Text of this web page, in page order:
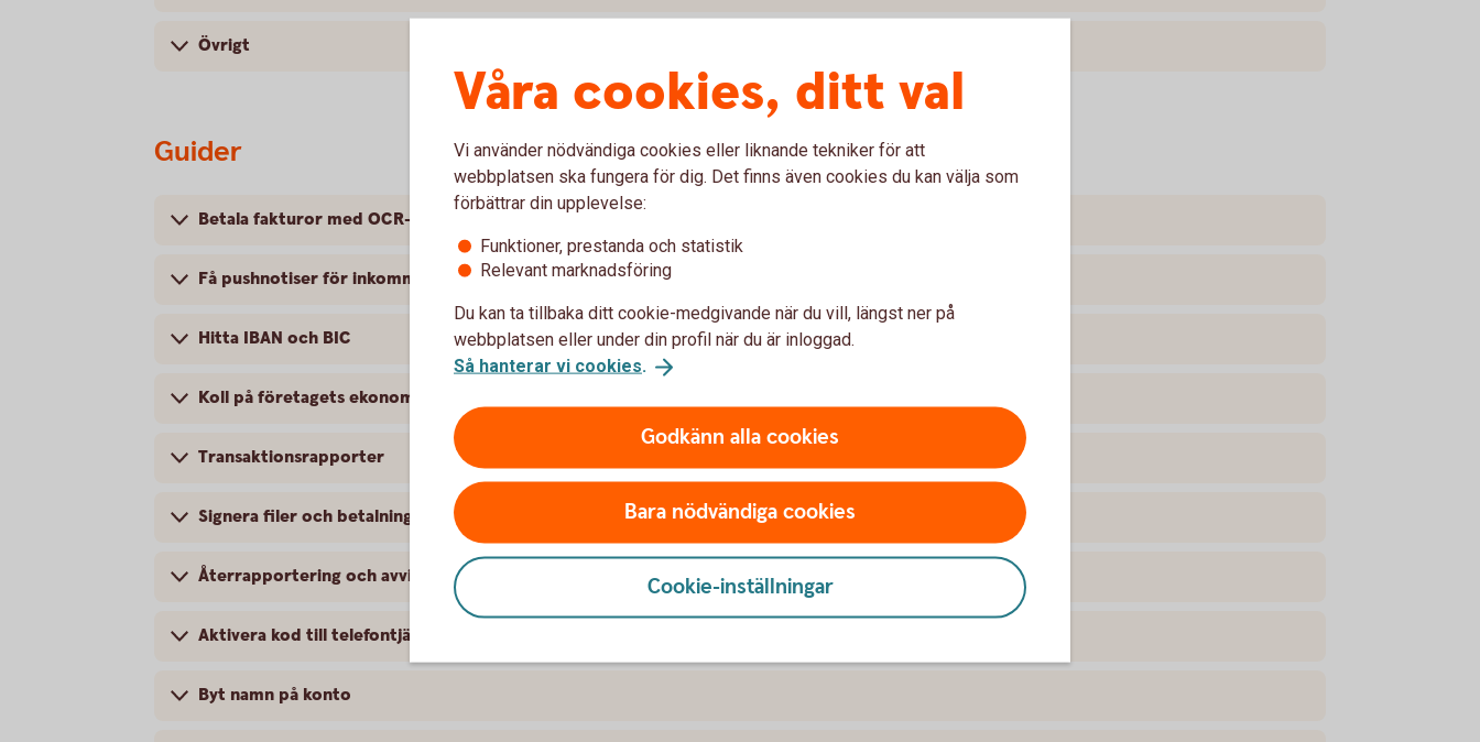
Övrigt
Guider
Betala fakturor med OCR-scanner
Få pushnotiser för inkommen swishbetalning
Hitta IBAN och BIC
Koll på företagets ekonomi
Transaktionsrapporter
Signera filer och betalningsuppdrag
Återrapportering och avvisade betalfiler
Aktivera kod till telefontjänst
Byt namn på konto
Våra cookies, ditt val
Vi använder nödvändiga cookies eller liknande tekniker för att
webbplatsen ska fungera för dig. Det finns även cookies du kan välja som
förbättrar din upplevelse:
Funktioner, prestanda och statistik
Relevant marknadsföring
Du kan ta tillbaka ditt cookie-medgivande när du vill, längst ner på
webbplatsen eller under din profil när du är inloggad.
Så hanterar vi cookies.
Godkänn alla cookies
Bara nödvändiga cookies
Cookie-inställningar